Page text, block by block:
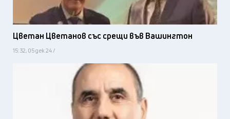
Цветан Цветанов със срещи във Вашингтон
15:32, 05 дек 24 /